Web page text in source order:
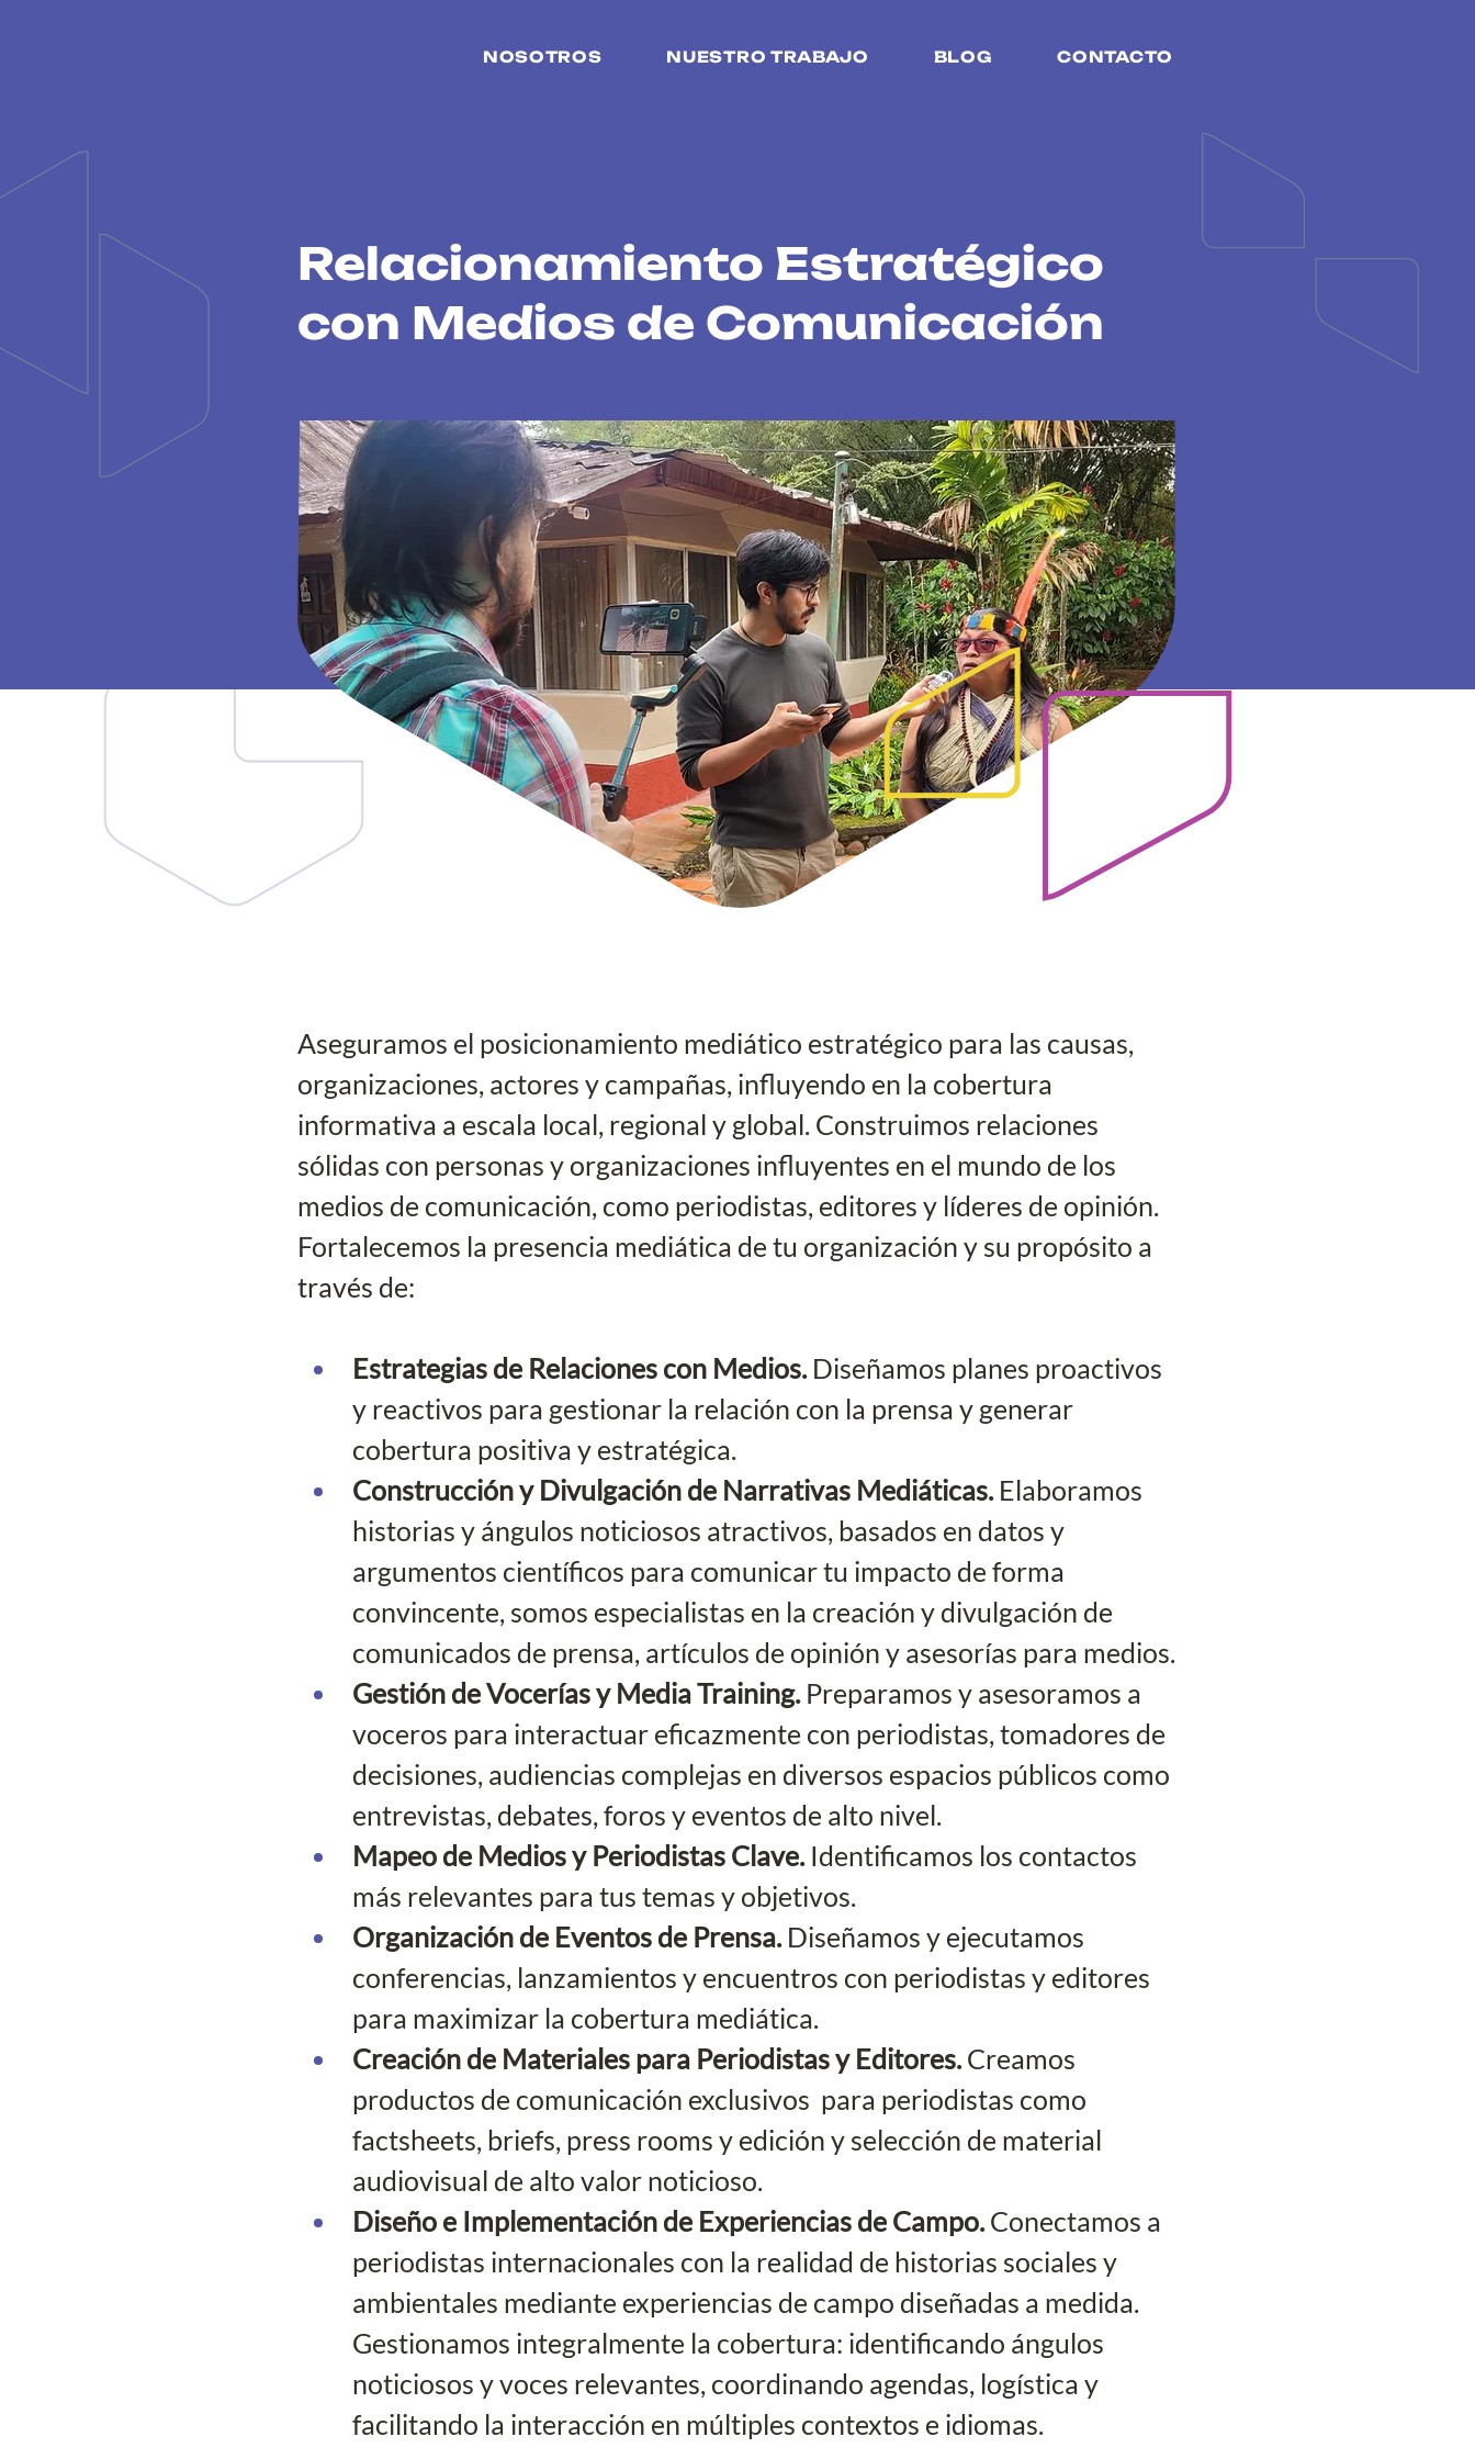
NOSOTROS NUESTRO TRABAJO BLOG CONTACTO
Relacionamiento Estratégico
con Medios de Comunicación
Aseguramos el posicionamiento mediático estratégico para las causas,
organizaciones, actores y campañas, influyendo en la cobertura
informativa a escala local, regional y global. Construimos relaciones
sólidas con personas y organizaciones influyentes en el mundo de los
medios de comunicación, como periodistas, editores y líderes de opinión.
Fortalecemos la presencia mediática de tu organización y su propósito a
través de:
Estrategias de Relaciones con Medios. Diseñamos planes proactivos
y reactivos para gestionar la relación con la prensa y generar
cobertura positiva y estratégica.
Construcción y Divulgación de Narrativas Mediáticas. Elaboramos
historias y ángulos noticiosos atractivos, basados en datos y
argumentos científicos para comunicar tu impacto de forma
convincente, somos especialistas en la creación y divulgación de
comunicados de prensa, artículos de opinión y asesorías para medios.
Gestión de Vocerías y Media Training. Preparamos y asesoramos a
voceros para interactuar eficazmente con periodistas, tomadores de
decisiones, audiencias complejas en diversos espacios públicos como
entrevistas, debates, foros y eventos de alto nivel.
Mapeo de Medios y Periodistas Clave. Identificamos los contactos
más relevantes para tus temas y objetivos.
Organización de Eventos de Prensa. Diseñamos y ejecutamos
conferencias, lanzamientos y encuentros con periodistas y editores
para maximizar la cobertura mediática.
Creación de Materiales para Periodistas y Editores. Creamos
productos de comunicación exclusivos  para periodistas como
factsheets, briefs, press rooms y edición y selección de material
audiovisual de alto valor noticioso.
Diseño e Implementación de Experiencias de Campo. Conectamos a
periodistas internacionales con la realidad de historias sociales y
ambientales mediante experiencias de campo diseñadas a medida.
Gestionamos integralmente la cobertura: identificando ángulos
noticiosos y voces relevantes, coordinando agendas, logística y
facilitando la interacción en múltiples contextos e idiomas.